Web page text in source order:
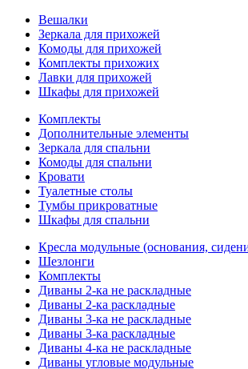
Вешалки
Зеркала для прихожей
Комоды для прихожей
Комплекты прихожих
Лавки для прихожей
Шкафы для прихожей
Комплекты
Дополнительные элементы
Зеркала для спальни
Комоды для спальни
Кровати
Туалетные столы
Тумбы прикроватные
Шкафы для спальни
Кресла модульные (основания,
Шезлонги
Комплекты
Диваны 2-ка не раскладные
Диваны 2-ка раскладные
Диваны 3-ка не раскладные
Диваны 3-ка раскладные
Диваны 4-ка не раскладные
Диваны угловые модульные